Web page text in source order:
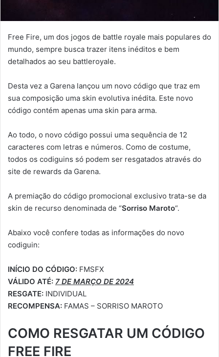
Free Fire, um dos jogos de battle royale mais populares do
mundo, sempre busca trazer itens inéditos e bem
detalhados ao seu battleroyale.
Desta vez a Garena lançou um novo código que traz em
sua composição uma skin evolutiva inédita. Este novo
código contém apenas uma skin para arma.
Ao todo, o novo código possui uma sequência de 12
caracteres com letras e números. Como de costume,
todos os codiguins só podem ser resgatados através do
site de rewards da Garena.
A premiação do código promocional exclusivo trata-se da
skin de recurso denominada de “Sorriso Maroto“.
Abaixo você confere todas as informações do novo
codiguin:
INÍCIO DO CÓDIGO: FMSFX
VÁLIDO ATÉ: 7 DE MARÇO DE 2024
RESGATE: INDIVIDUAL
RECOMPENSA: FAMAS – SORRISO MAROTO
COMO RESGATAR UM CÓDIGO
FREE FIRE